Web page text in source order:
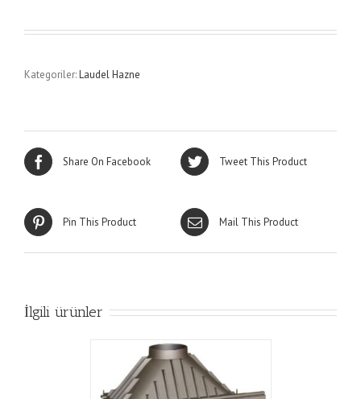
Kategoriler:Laudel Hazne
Share On Facebook Tweet This Product
Pin This Product Mail This Product
İlgili ürünler